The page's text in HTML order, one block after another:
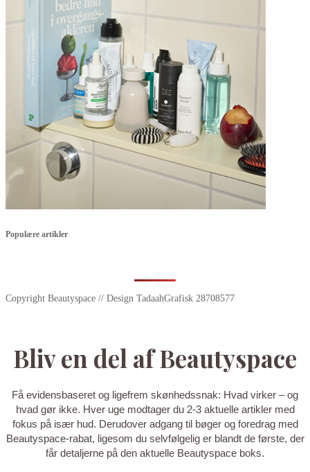
Populære artikler
Copyright Beautyspace // Design TadaahGrafisk 28708577
Bliv en del af Beautyspace
Få evidensbaseret og ligefrem skønhedssnak: Hvad virker – og
hvad gør ikke. Hver uge modtager du 2-3 aktuelle artikler med
fokus på især hud. Derudover adgang til bøger og foredrag med
Beautyspace-rabat, ligesom du selvfølgelig er blandt de første, der
får detaljerne på den aktuelle Beautyspace boks.